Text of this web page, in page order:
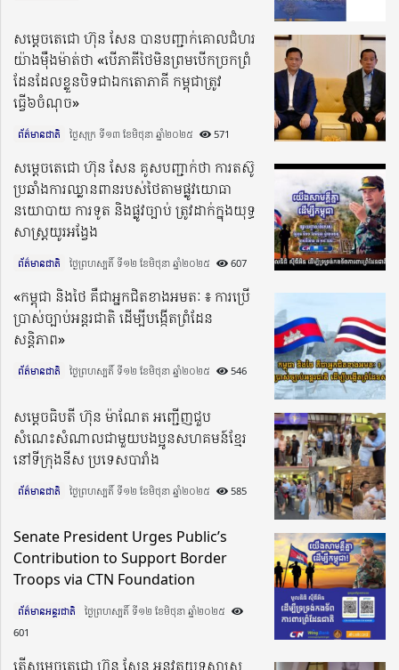
សម្តេចតេជោ ហ៊ុន សែន បានបញ្ជាក់គោលជំហរ
យ៉ាងម៉ឺងម៉ាត់ថា «បើភាគីថៃមិនព្រមបើកច្រកព្រំ
ដែនដែលខ្លួនបិទជាឯកតោភាគី កម្ពុជាត្រូវ
ធ្វើ៦ចំណុច»
ព័ត៌មានជាតិ ថ្ងៃសុក្រ ទី១៣ ខែមិថុនា ឆ្នាំ២០២៥​ 571
សម្តេចតេជោ ហ៊ុន សែន គូសបញ្ជាក់ថា ការតស៊ូ
ប្រឆាំងការឈ្លានពានរបស់ថៃតាមផ្លូវយោធា
នយោបាយ ការទូត និងផ្លូវច្បាប់ ត្រូវដាក់ក្នុងយុទ្ធ
សាស្ត្រយូរអង្វែង
ព័ត៌មានជាតិ ថ្ងៃព្រហស្បតិ៍ ទី១២ ខែមិថុនា ឆ្នាំ២០២៥​ 607
«កម្ពុជា និងថៃ គឺជាអ្នកជិតខាងអមតៈ ៖ ការប្រើ
ប្រាស់ច្បាប់អន្តរជាតិ ដើម្បីបង្កើតព្រំដែន
សន្តិភាព»
ព័ត៌មានជាតិ ថ្ងៃព្រហស្បតិ៍ ទី១២ ខែមិថុនា ឆ្នាំ២០២៥​ 546
សម្តេចធិបតី ហ៊ុន ម៉ាណែត អញ្ជើញជួប
សំណេះសំណាលជាមួយបងប្អូនសហគមន៍ខ្មែរ
នៅទីក្រុងនីស ប្រទេសបារាំង
ព័ត៌មានជាតិ ថ្ងៃព្រហស្បតិ៍ ទី១២ ខែមិថុនា ឆ្នាំ២០២៥​ 585
Senate President Urges Public’s
Contribution to Support Border
Troops via CTN Foundation
ព័ត៌មានអន្តរជាតិ
ថ្ងៃព្រហស្បតិ៍ ទី១២ ខែមិថុនា ឆ្នាំ២០២៥​
601
តើសម្ដេចតេជោ ហ៊ុន សែន អនុវត្ដយុទ្ធសាស្រ្ដ